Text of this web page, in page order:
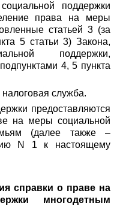
поддержки
права на меры
статьей 3 (за
5 статьи 3) Закона,
поддержки,
4, 5 пункта
служба.
предоставляются
на меры социальной
(далее также –
N 1 к настоящему
справки о праве на
многодетным